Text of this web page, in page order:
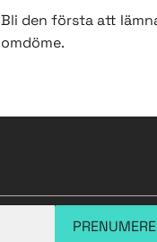
Bli den första att
omdöme.